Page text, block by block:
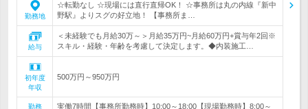
勤務地
☆転勤なし ☆現場には直行直帰OK！ ☆事務所は丸の内線『新中
野駅』よりスグの好立地！ 【事務所ま…
給与
＜未経験でも月給30万～＞月給35万円~月給60万円+賞与年2回※
スキル・経験・年齢を考慮して決定します。◆内装施工…
初年度
年収
500万円～950万円
勤務
実働7時間【事務所勤務時】10:00～18:00【現場勤務時】8:00～